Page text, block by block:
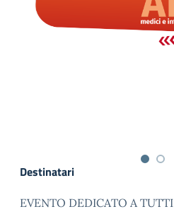
Destinatari
EVENTO DEDICATO A TUTTI